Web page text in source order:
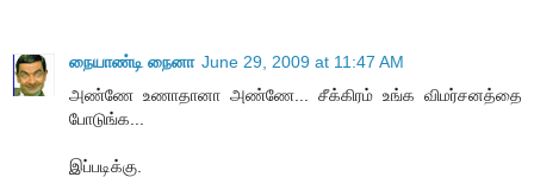
நையாண்டி நைனா June 29, 2009 at 11:47 AM
அண்ணே உணாதானா அண்ணே... சீக்கிரம் உங்க விமர்சனத்தை
போடுங்க...
இப்படிக்கு.